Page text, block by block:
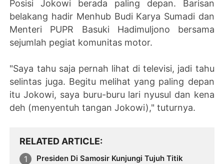
Posisi Jokowi berada paling depan. Barisan
belakang hadir Menhub Budi Karya Sumadi dan
Menteri PUPR Basuki Hadimuljono bersama
sejumlah pegiat komunitas motor.
"Saya tahu saja pernah lihat di televisi, jadi tahu
selintas juga. Begitu melihat yang paling depan
itu Jokowi, saya buru-buru lari nyusul dan kena
deh (menyentuh tangan Jokowi)," tuturnya.
RELATED ARTICLE
Presiden Di Samosir Kunjungi Tujuh Titik